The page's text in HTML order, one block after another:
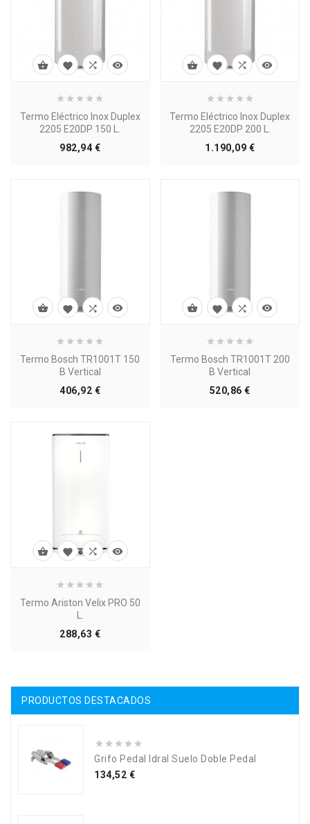
Termo Eléctrico Inox Duplex
2205 E20DP 150 L.
982,94 €Precio
   
Termo Eléctrico Inox Duplex
2205 E20DP 200 L.
1.190,09 €Precio
   
Termo Bosch TR1001T 150
B Vertical
406,92 €Precio
   
Termo Bosch TR1001T 200
B Vertical
520,86 €Precio
   
Termo Ariston Velix PRO 50
288,63 €Precio
   
PRODUCTOS DESTACADOS
Grifo Pedal Idral Suelo Doble Pedal
Precio
134,52 €